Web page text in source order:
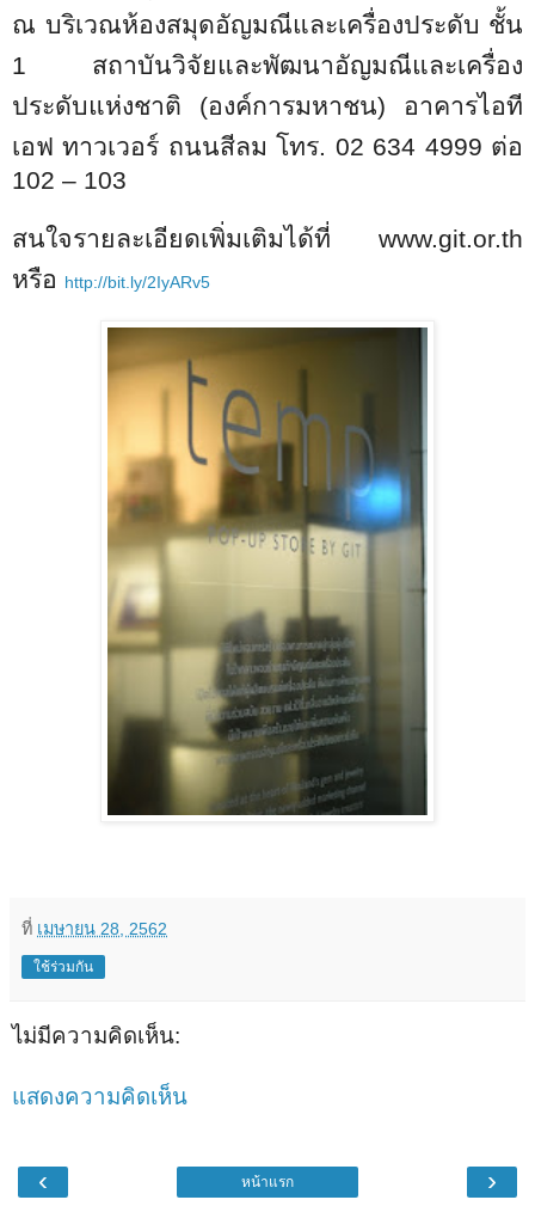
ณ บริเวณห้องสมุดอัญมณีและเครื่องประดับ ชั้น
1 สถาบันวิจัยและพัฒนาอัญมณีและเครื่อง
ประดับแห่งชาติ (องค์การมหาชน) อาคารไอที
เอฟ ทาวเวอร์ ถนนสีลม โทร. 02 634 4999 ต่อ
102 – 103
สนใจรายละเอียดเพิ่มเติมได้ที่ www.git.or.th
หรือ http://bit.ly/2IyARv5
ที่ เมษายน 28, 2562
ใช้ร่วมกัน
ไม่มีความคิดเห็น:
แสดงความคิดเห็น
‹ ›
หน้าแรก